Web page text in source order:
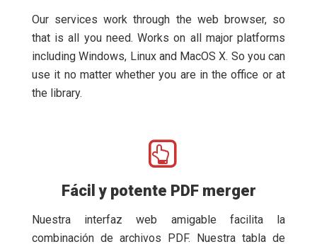
Our services work through the web browser, so
that is all you need. Works on all major platforms
including Windows, Linux and MacOS X. So you can
use it no matter whether you are in the office or at
the library.
Fácil y potente PDF merger
Nuestra interfaz web amigable facilita la
combinación de archivos PDF. Nuestra tabla de